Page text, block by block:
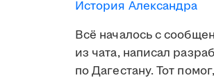
История Александра
Всё началось с
из чата, написал
по Дагестану. Тот